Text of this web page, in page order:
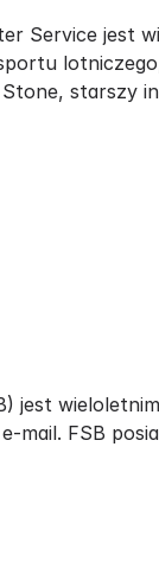
Service jest
starszy
jest
mail. FSB